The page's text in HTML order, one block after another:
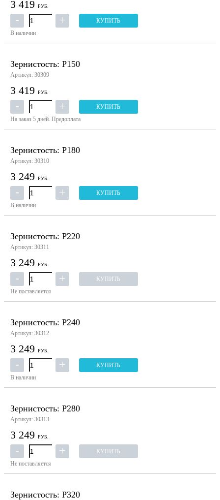
3 419 РУБ.
КУПИТЬ
В наличии
Зернистость: P150
Артикул: 30309
3 419 РУБ.
КУПИТЬ
На заказ 5 дней. Предоплата
Зернистость: P180
Артикул: 30310
3 249 РУБ.
КУПИТЬ
В наличии
Зернистость: P220
Артикул: 30311
3 249 РУБ.
КУПИТЬ
Не поставляется
Зернистость: P240
Артикул: 30312
3 249 РУБ.
КУПИТЬ
В наличии
Зернистость: P280
Артикул: 30313
3 249 РУБ.
КУПИТЬ
Не поставляется
Зернистость: P320